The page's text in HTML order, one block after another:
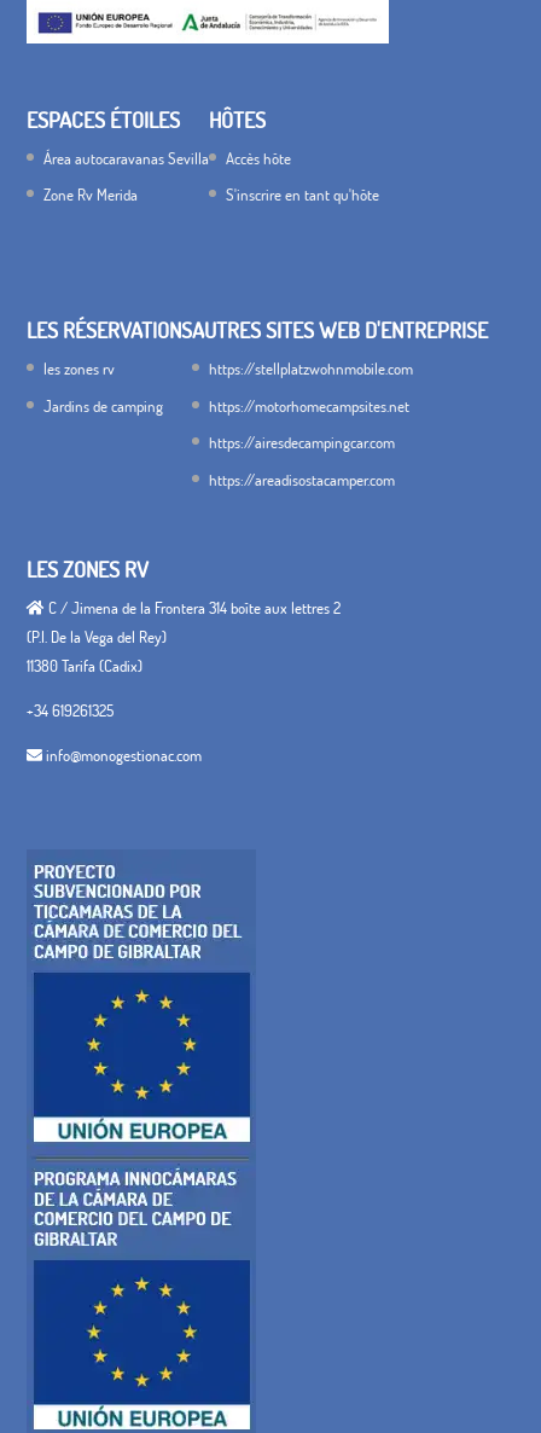
ESPACES ÉTOILES
Área autocaravanas Sevilla
Zone Rv Merida
HÔTES
Accès hôte
S'inscrire en tant qu'hôte
LES RÉSERVATIONS
les zones rv
Jardins de camping
AUTRES SITES WEB D'ENTREPRISE
https://stellplatzwohnmobile.com
https://motorhomecampsites.net
https://airesdecampingcar.com
https://areadisostacamper.com
LES ZONES RV
C / Jimena de la Frontera 314 boîte aux lettres 2
(P.I. De la Vega del Rey)
11380 Tarifa (Cadix)
+34 619261325
info@monogestionac.com